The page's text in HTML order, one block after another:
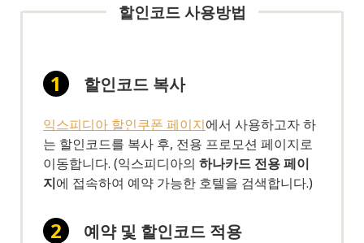
할인코드 사용방법
할인코드 복사
익스피디아 할인쿠폰 페이지에서 사용하고자 하
는 할인코드를 복사 후, 전용 프로모션 페이지로
이동합니다. (익스피디아의 하나카드 전용 페이
지에 접속하여 예약 가능한 호텔을 검색합니다.)
예약 및 할인코드 적용